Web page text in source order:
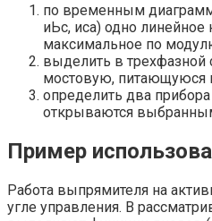
по временным
иЬс, иса) одно
максимальное по
выделить в
мостовую,
определить два
открываются
Пример
Работа выпрямителя на
угле управления. В